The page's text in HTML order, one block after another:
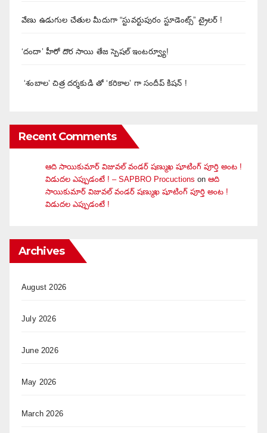
వేణు ఉడుగుల చేతుల మీదుగా “స్టువర్టుపురం స్టూడెంట్స్” ట్రైలర్ !
‘దందా’ హీరో దొర సాయి తేజ స్పెషల్ ఇంటర్వ్యూ!
‘శంబాల’ చిత్ర దర్శకుడి తో ‘కరికాల’ గా సందీప్ కిషన్ !
Recent Comments
ఆది సాయికుమార్ విజువ‌ల్ వండ‌ర్ ష‌ణ్ముఖ షూటింగ్ పూర్తి అంట !
విడుదల ఎప్పుడంటే ! – SAPBRO Procuctions on ఆది
సాయికుమార్ విజువ‌ల్ వండ‌ర్ ష‌ణ్ముఖ షూటింగ్ పూర్తి అంట !
విడుదల ఎప్పుడంటే !
Archives
August 2026
July 2026
June 2026
May 2026
March 2026